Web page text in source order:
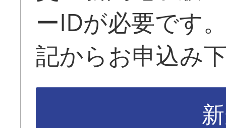
ーIDが必要です
記からお申込み